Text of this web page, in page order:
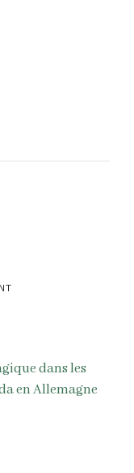
dans les
en Allemagne